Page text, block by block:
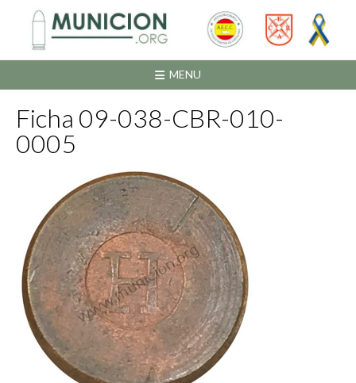
contenido
MENU
Ficha 09-038-CBR-010-
0005